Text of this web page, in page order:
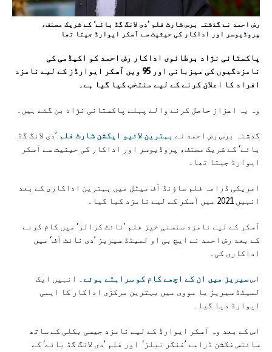
رض احمد نے گذشتہ برس شارٹ فلم ’دی لانگ گڈ بائے‘ کے شریک مصنف،
پروڈیوسر اور اداکار کی حیثیت سے آسکر ایوارڈ جیتا تھا
پاکستانی نژاد برطانوی اداکار رض احمد کو اکیڈمی کی
نامزدگیوں کی میزبانی اور 95 ویں آسکر ایوارڈز کے لیے نامزد
افراد کا اعلان کرنے کے لیے منتخب کیا گیا ہے۔
وہ یہ اعزاز حاصل کرنے والے پہلے پاکستانی نژاد بن گئے ہیں۔
گذشتہ برس رض احمد نے بہترین لائیو ایکشن شارٹ فلم ’دی لانگ گڈ
بائے‘ کے شریک مصنف، پروڈیوسر اور اداکار کی حیثیت سے آسکر
ایوارڈ جیتا تھا۔
امریکی ڈرامہ فلم ساؤنڈ آف میٹل میں بہترین اداکاری کے بعد
انہیں 2021 میں آسکر کے لیے نامزد کیا گیا۔
آسکر کے لیے نامزد سنسنی خیز فلم ’نائٹ کرالر‘ میں کام کرنے
کے بعد رض احمد نے ایچ بی او لمیٹڈ سیریز ’دی نائٹ آف‘ میں
اداکاری کی۔
اسسیریز میں ان کے اچھے کام کو سراہتے ہوئے۔ انہیں ایک
لمیٹڈ سیریز یا مووی میں بہترین مرکزی اداکار کا ایمی
ایوارڈ دیا گیا۔
اس کے بعد وہ آسکر ایوارڈ کے لیے نامزد جیسی بکلی کے ساتھ
سائنس فکشن ڈرامے ’فنگر نیلز‘ اور فلم ’دی لانگ گڈ بائے‘ کے